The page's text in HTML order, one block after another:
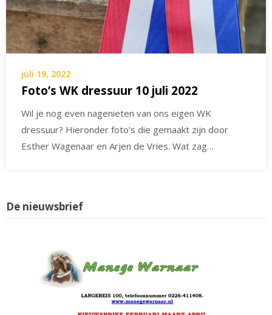
juli 19, 2022
Foto’s WK dressuur 10 juli 2022
Wil je nog even nagenieten van ons eigen WK
dressuur? Hieronder foto’s die gemaakt zijn door
Esther Wagenaar en Arjen de Vries. Wat zag…
De nieuwsbrief